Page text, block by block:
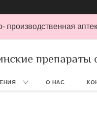
производственная
препараты
О НАС